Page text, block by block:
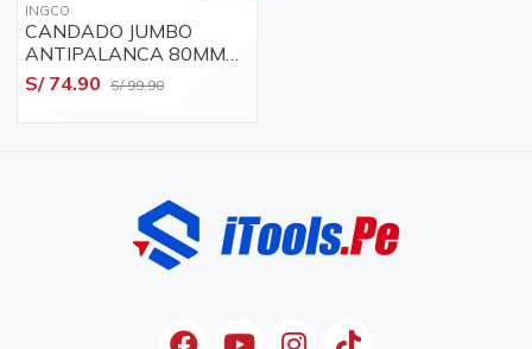
INGCO
CANDADO JUMBO
ANTIPALANCA 80MM
BRONCE 3 LLAVES
INGCO / DBBPL0802
S/ 74.90 S/ 99.90